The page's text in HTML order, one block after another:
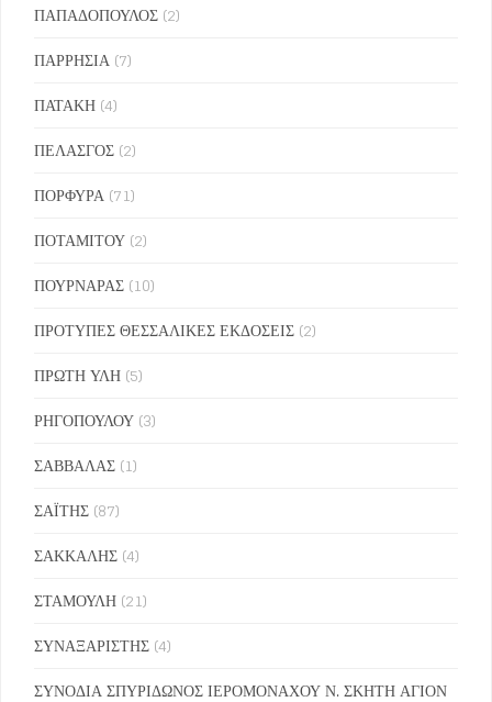
ΠΑΠΑΔΟΠΟΥΛΟΣ (2)
ΠΑΡΡΗΣΙΑ (7)
ΠΑΤΑΚΗ (4)
ΠΕΛΑΣΓΟΣ (2)
ΠΟΡΦΥΡΑ (71)
ΠΟΤΑΜΙΤΟΥ (2)
ΠΟΥΡΝΑΡΑΣ (10)
ΠΡΟΤΥΠΕΣ ΘΕΣΣΑΛΙΚΕΣ ΕΚΔΟΣΕΙΣ (2)
ΠΡΩΤΗ ΥΛΗ (5)
ΡΗΓΟΠΟΥΛΟΥ (3)
ΣΑΒΒΑΛΑΣ (1)
ΣΑΪΤΗΣ (87)
ΣΑΚΚΑΛΗΣ (4)
ΣΤΑΜΟΥΛΗ (21)
ΣΥΝΑΞΑΡΙΣΤΗΣ (4)
ΣΥΝΟΔΙΑ ΣΠΥΡΙΔΩΝΟΣ ΙΕΡΟΜΟΝΑΧΟΥ Ν. ΣΚΗΤΗ ΑΓΙΟΝ